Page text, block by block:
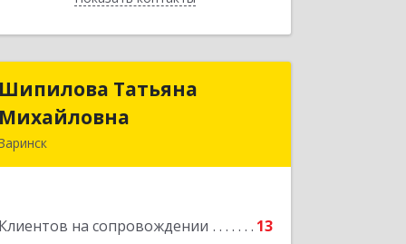
Шипилова Татьяна
Михайловна
Клиентов на сопровождении 13
Шипилова Татьяна